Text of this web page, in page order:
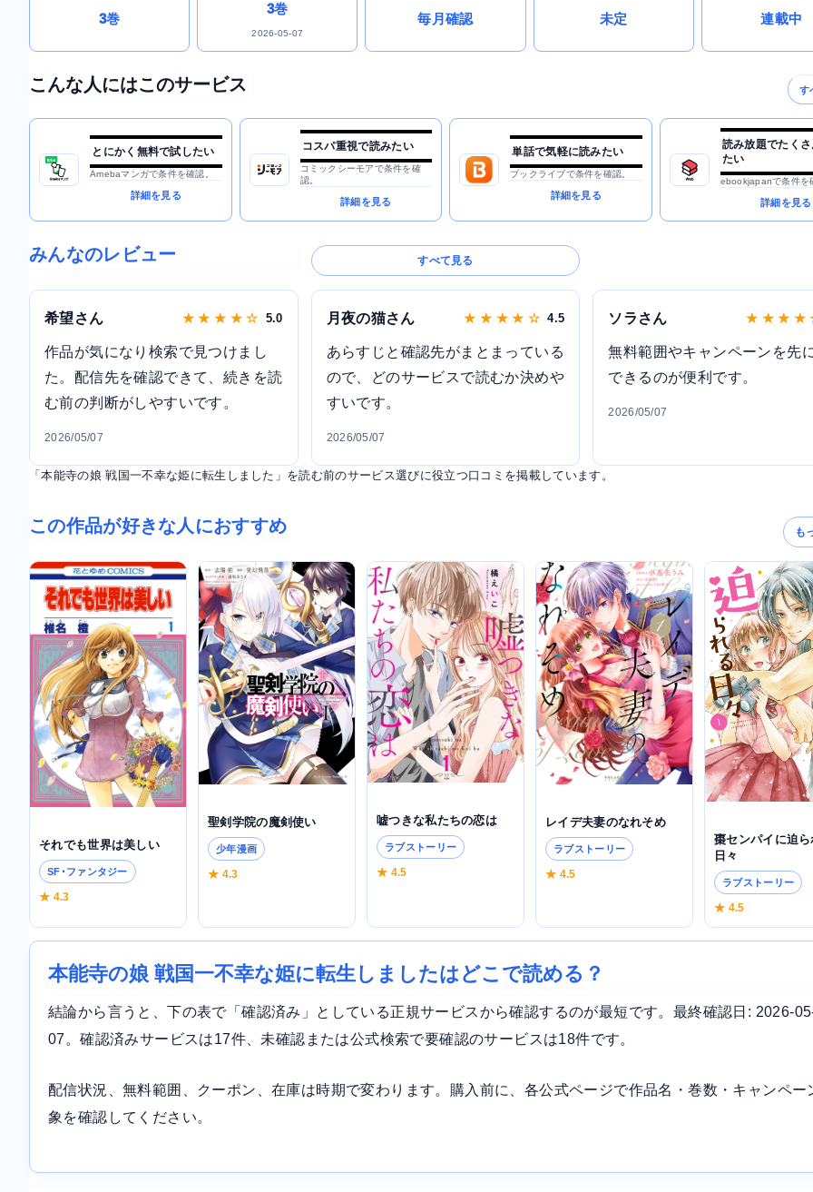
3巻
3巻
2026-05-07
毎月確認 未定 連載中
こんな人にはこのサービス す
とにかく無料で試したい
Amebaマンガで条件を確認。
詳細を見る
コスパ重視で読みたい
コミックシーモアで条件を確
認。
詳細を見る
単話で気軽に読みたい
ブックライブで条件を確認。
詳細を見る
読み放題でたく
たい
ebookjapanで条件を
詳細を見る
みんなのレビュー すべて見る
希望さん ★ ★ ★ ★ ☆ 5.0
作品が気になり検索で見つけまし
た。配信先を確認できて、続きを読
む前の判断がしやすいです。
2026/05/07
月夜の猫さん ★ ★ ★ ★ ☆ 4.5
あらすじと確認先がまとまっている
ので、どのサービスで読むか決めや
すいです。
2026/05/07
ソラさん ★ ★ ★ ★
無料範囲やキャンペーンを先
できるのが便利です。
2026/05/07
「本能寺の娘 戦国一不幸な姫に転生しました」を読む前のサービス選びに役立つ口コミを掲載しています。
この作品が好きな人におすすめ も
それでも世界は美しい
SF･ファンタジー
★ 4.3
聖剣学院の魔剣使い
少年漫画
★ 4.3
嘘つきな私たちの恋は
ラブストーリー
★ 4.5
レイデ夫妻のなれそめ
ラブストーリー
★ 4.5
棗センパイに迫
日々
ラブストーリー
★ 4.5
本能寺の娘 戦国一不幸な姫に転生しましたはどこで読める？
結論から言うと、下の表で「確認済み」としている正規サービスから確認するのが最短です。最終確認日: 2026-
07。確認済みサービスは17件、未確認または公式検索で要確認のサービスは18件です。
配信状況、無料範囲、クーポン、在庫は時期で変わります。購入前に、各公式ページで作品名・巻数・キャンペー
象を確認してください。